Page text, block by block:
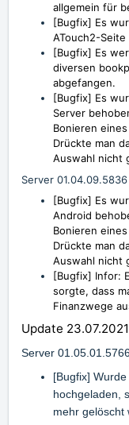
allgemein für
[Bugfix] Es
ATouch2-
[Bugfix] Es
diversen
abgefangen.
[Bugfix] Es
Server
Bonieren
Drückte man
Auswahl nicht
Server
[Bugfix] Es
Android
Bonieren
Drückte man
Auswahl nicht
[Bugfix] Infor:
sorgte, dass
Finanzwege
Update 23.07.2021
Server
[Bugfix]
hochgeladen,
mehr gelöscht